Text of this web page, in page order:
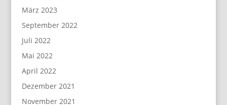
März 2023
September 2022
Juli 2022
Mai 2022
April 2022
Dezember 2021
November 2021